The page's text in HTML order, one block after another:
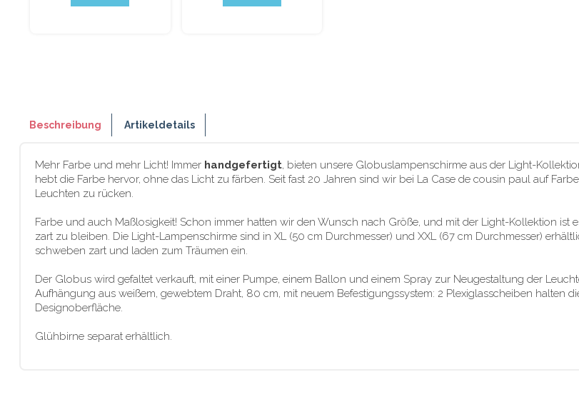
Beschreibung Artikeldetails
Mehr Farbe und mehr Licht! Immer handgefertigt, bieten unsere Globuslampenschirme aus der Light-
hebt die Farbe hervor, ohne das Licht zu färben. Seit fast 20 Jahren sind wir bei La Case de cousin paul auf
Leuchten zu rücken.
Farbe und auch Maßlosigkeit! Schon immer hatten wir den Wunsch nach Größe, und mit der Light-Kollektion
zart zu bleiben. Die Light-Lampenschirme sind in XL (50 cm Durchmesser) und XXL (67 cm Durchmesser)
schweben zart und laden zum Träumen ein.
Der Globus wird gefaltet verkauft, mit einer Pumpe, einem Ballon und einem Spray zur Neugestaltung der
Aufhängung aus weißem, gewebtem Draht, 80 cm, mit neuem Befestigungssystem: 2 Plexiglasscheiben halten
Designoberfläche.
Glühbirne separat erhältlich.